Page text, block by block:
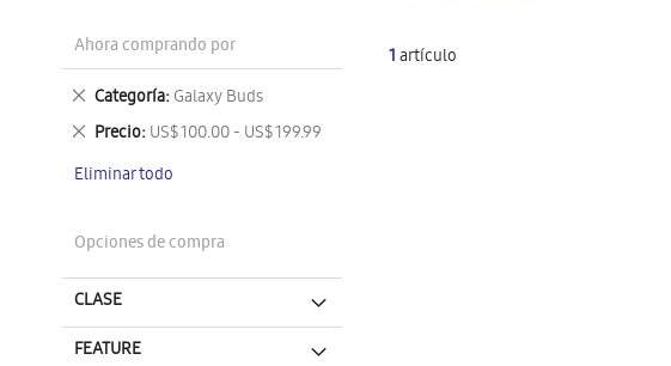
1artículo
Ahora comprando por
Categoría Galaxy Buds
Eliminar
este
artículo
Precio US$ 100.00 - US$ 199.99
Eliminar
artículo
Eliminar todo
Opciones de compra
CLASE
FEATURE